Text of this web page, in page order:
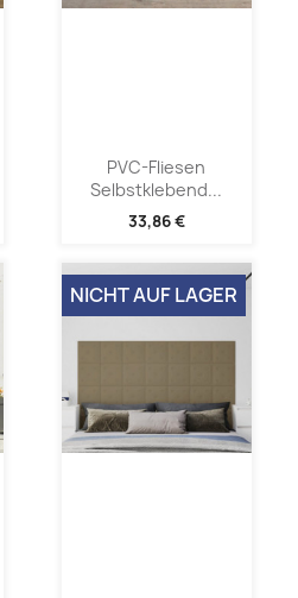
PVC-Fliesen
Selbstklebend...
33,86 €
NICHT AUF LAGER